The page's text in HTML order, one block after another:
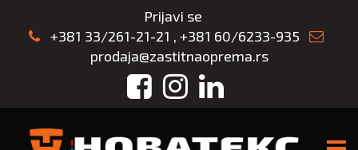
Prijavi se
+381 33/261-21-21 , +381 60/6233-935
prodaja@zastitnaoprema.rs
FacebookInstagram
LinkedIn